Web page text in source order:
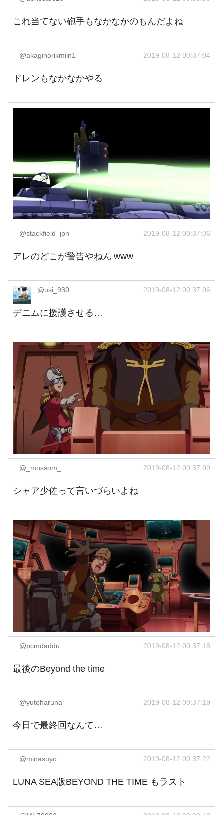
これ当てない砲手もなかなかのもんだよね
@akaginorikmiin1 2019-08-12 00:37:04
ドレンもなかなかやる
@stackfield_jpn 2019-08-12 00:37:06
アレのどこが警告やねん www
@usi_930 2019-08-12 00:37:06
デニムに援護させる…
@_mossom_ 2019-08-12 00:37:09
シャア少佐って言いづらいよね
@pcmdaddu 2019-08-12 00:37:18
最後のBeyond the time
@yutoharuna 2019-08-12 00:37:19
今日で最終回なんて…
@minasuyo 2019-08-12 00:37:22
LUNA SEA版BEYOND THE TIME もラスト